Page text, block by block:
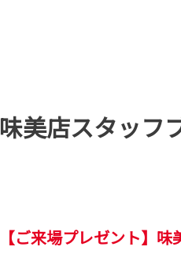
味美店スタッフ
【ご来場プレゼント】